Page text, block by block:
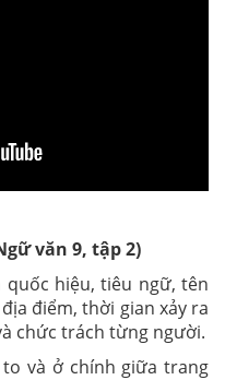
văn 9, tập 2)
hiệu, tiêu ngữ, tên
điểm, thời gian xảy ra
chức trách từng người.
và ở chính giữa trang